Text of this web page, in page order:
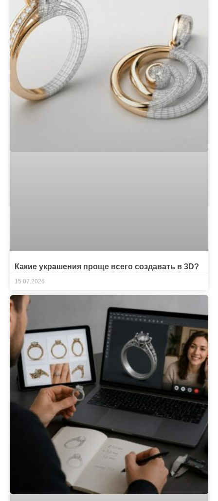
Какие украшения проще всего создавать в 3D?
15.07.2026